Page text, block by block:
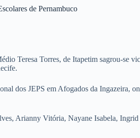
de Pernambuco
Teresa Torres, de Itapetim sagrou-se
dos JEPS em Afogados da Ingazeira,
Arianny Vitória, Nayane Isabela,